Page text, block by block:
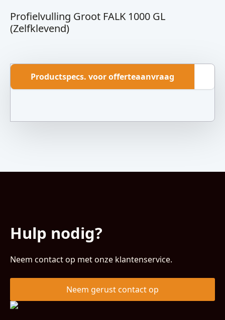
Profielvulling Groot FALK 1000 GL
(Zelfklevend)
Productspecs. voor offerteaanvraag
Hulp nodig?
Neem contact op met onze klantenservice.
Neem gerust contact op